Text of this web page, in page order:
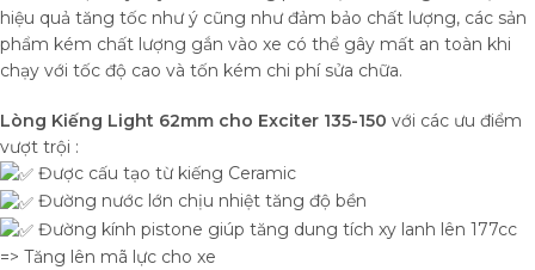
hiệu quả tăng tốc như ý cũng như đảm bảo chất lượng, các sản
phẩm kém chất lượng gắn vào xe có thể gây mất an toàn khi
chạy với tốc độ cao và tốn kém chi phí sửa chữa.
Lòng Kiếng Light 62mm cho Exciter 135-150 với các ưu điểm
vượt trội :
Được cấu tạo từ kiếng Ceramic
Đường nước lớn chịu nhiệt tăng độ bền
Đường kính pistone giúp tăng dung tích xy lanh lên 177cc
=> Tăng lên mã lực cho xe